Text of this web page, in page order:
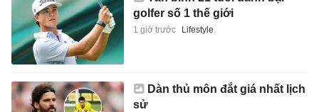
golfer số 1 thế giới
1 giờ trước Lifestyle
Dàn thủ môn đắt giá nhất lịch
sử